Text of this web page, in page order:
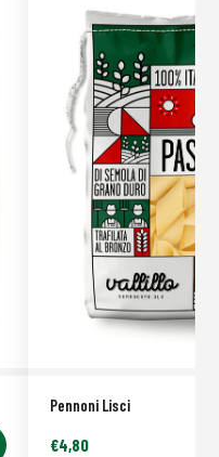
Pennoni Lisci
€4,80